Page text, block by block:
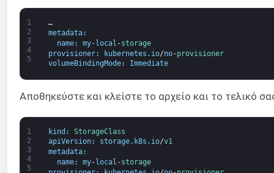
1
2
3
4
5
…
metadata:
name: my-local -storage
provisioner: kubernetes . io/no-provisioner
volumeBindingMode: Immediate
Αποθηκεύστε και κλείστε το αρχείο και το τελικό
1
2
3
4
5
kind :
StorageClass
apiVersion: storage. k8s . io/v1
metadata:
name: my- local -storage